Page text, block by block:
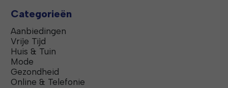
Categorieën
Aanbiedingen
Vrije Tijd
Huis & Tuin
Mode
Gezondheid
Online & Telefonie